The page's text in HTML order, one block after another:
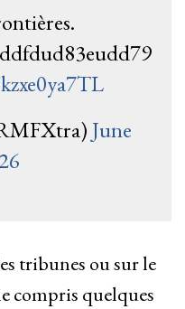
June
tribunes ou sur le
compris quelques